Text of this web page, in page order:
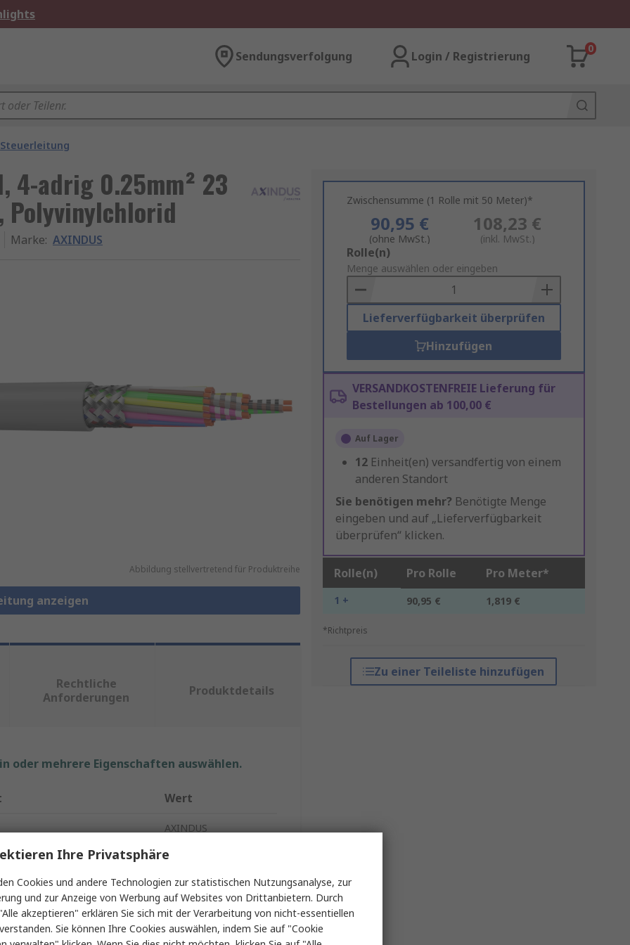
Sendungsverfolgung Login / Registrierung
0
Steuerleitung
4-adrig 0.25mm² 23
Polyvinylchlorid
Marke: AXINDUS
Abbildung stellvertretend für Produktreihe
anzeigen
Zwischensumme (1 Rolle mit 50 Meter)*
90,95 €
(ohne MwSt.)
108,23 €
(inkl. MwSt.)
Add
to
Basket
Rolle(n)
Menge auswählen oder eingeben
Lieferverfügbarkeit überprüfen
Hinzufügen
VERSANDKOSTENFREIE Lieferung für
Bestellungen ab 100,00 €
Auf Lager
12 Einheit(en) versandfertig von einem
anderen Standort
Sie benötigen mehr? Benötigte Menge
eingeben und auf „Lieferverfügbarkeit
überprüfen“ klicken.
Rolle(n) Pro Rolle Pro Meter*
1 + 90,95 € 1,819 €
*Richtpreis
Zu einer Teileliste hinzufügen
Rechtliche
Anforderungen
Produktdetails
oder mehrere Eigenschaften auswählen.
Wert
AXINDUS
Steuerkabel
LIYCY
Kerne 4
Ihre Privatsphäre
Cookies und andere Technologien zur statistischen Nutzungsanalyse, zur
und zur Anzeige von Werbung auf Websites von Drittanbietern. Durch
akzeptieren" erklären Sie sich mit der Verarbeitung von nicht-essentiellen
Sie können Ihre Cookies auswählen, indem Sie auf "Cookie